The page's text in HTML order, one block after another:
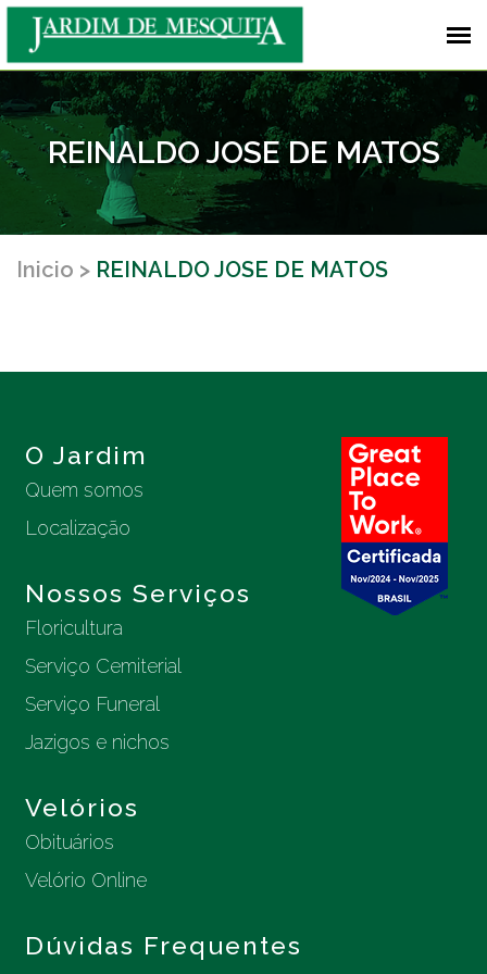
REINALDO JOSE DE MATOS
Inicio REINALDO JOSE DE MATOS
O Jardim
Quem somos
Localização
Nossos Serviços
Floricultura
Serviço Cemiterial
Serviço Funeral
Jazigos e nichos
Velórios
Obituários
Velório Online
Dúvidas Frequentes